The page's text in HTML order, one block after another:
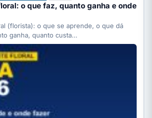
o que faz, quanto ganha e onde
(florista): o que se aprende, o que dá
ganha, quanto custa…